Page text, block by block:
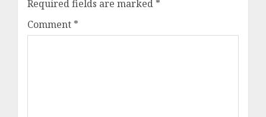
Required fields are marked *
Comment *